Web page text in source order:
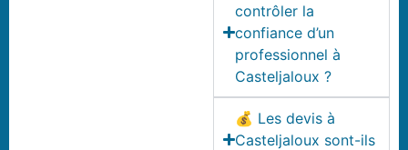
contrôler la
confiance d’un
professionnel à
Casteljaloux ?
💰 Les devis à
Casteljaloux sont-ils